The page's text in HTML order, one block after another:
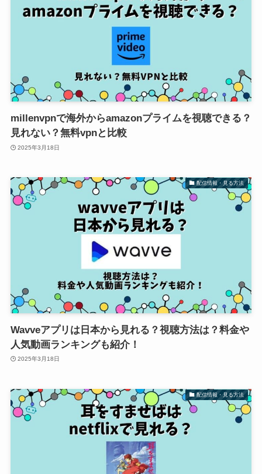
millenvpnで海外からamazonプライムを視聴できる？
見れない？無料vpnと比較
2025年3月18日
配信情報・見る方法
Wavveアプリは日本から見れる？視聴方法は？料金や
人気動画ランキングも紹介！
2025年3月18日
配信情報・見る方法